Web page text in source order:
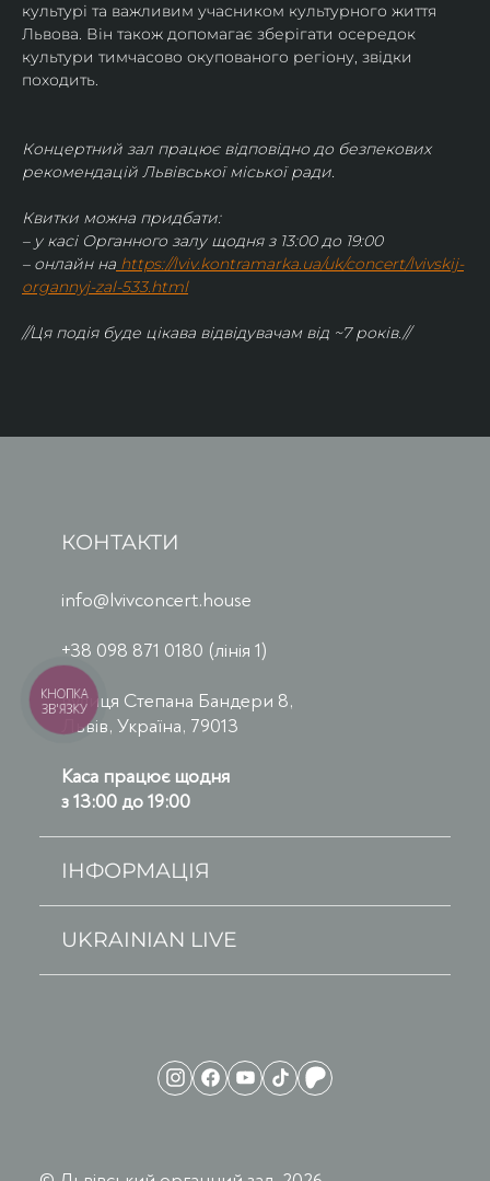
культурі та важливим учасником культурного життя
Львова. Він також допомагає зберігати осередок
культури тимчасово окупованого регіону, звідки
походить.
Концертний зал працює відповідно до безпекових
рекомендацій Львівської міської ради.
Квитки можна придбати:
– у касі Органного залу щодня з 13:00 до 19:00
– онлайн на https://lviv.kontramarka.ua/uk/concert/lvivskij-
organnyj-zal-533.html
//Ця подія буде цікава відвідувачам від ~7 років.//
КОНТАКТИ
info@lvivconcert.house
+38 098 871 0180 (лінія 1)
вулиця Степана Бандери 8,
Львів, Україна, 79013
Каса працює щодня
з 13:00 до 19:00
ІНФОРМАЦІЯ
UKRAINIAN LIVE
КНОПКА
ЗВ'ЯЗКУ